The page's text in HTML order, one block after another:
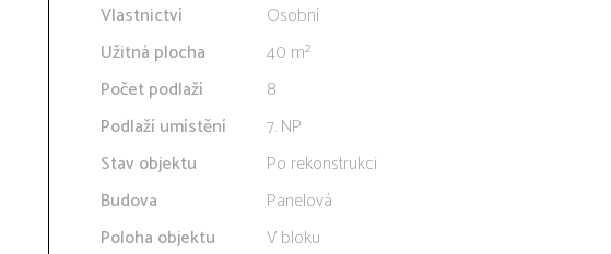
Vlastnictví
Osobní
Užitná plocha
40 m²
Počet podlaží
8
Podlaží umístění
7. NP
Stav objektu
Po rekonstrukci
Budova
Panelová
Poloha objektu
V bloku